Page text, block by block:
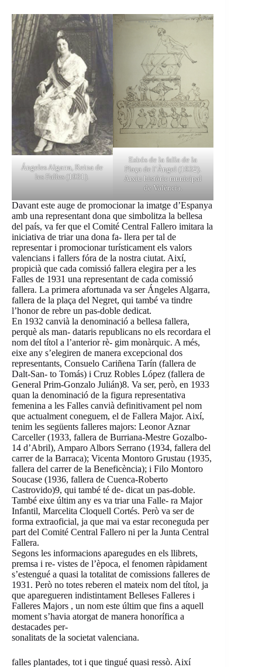
Ángeles Algarra, Reina de
les Falles (1931).
Esbós de la falla de la
Plaça de l’Àngel (1932).
Arxiu històric municipal
de València.
Davant este auge de promocionar la imatge d’Espanya
amb una representant dona que simbolitza la bellesa
del país, va fer que el Comité Central Fallero imitara la
iniciativa de triar una dona fa- llera per tal de
representar i promocionar turísticament els valors
valencians i fallers fóra de la nostra ciutat. Així,
propicià que cada comissió fallera elegira per a les
Falles de 1931 una representant de cada comissió
fallera. La primera afortunada va ser Ángeles Algarra,
fallera de la plaça del Negret, qui també va tindre
l’honor de rebre un pas-doble dedicat.
En 1932 canvià la denominació a bellesa fallera,
perquè als man- dataris republicans no els recordara el
nom del títol a l’anterior rè- gim monàrquic. A més,
eixe any s’elegiren de manera excepcional dos
representants, Consuelo Cariñena Tarín (fallera de
Dalt-San- to Tomás) i Cruz Robles López (fallera de
General Prim-Gonzalo Julián)8. Va ser, però, en 1933
quan la denominació de la figura representativa
femenina a les Falles canvià definitivament pel nom
que actualment coneguem, el de Fallera Major. Així,
tenim les següents falleres majors: Leonor Aznar
Carceller (1933, fallera de Burriana-Mestre Gozalbo-
14 d’Abril), Amparo Albors Serrano (1934, fallera del
carrer de la Barraca); Vicenta Montoro Grustau (1935,
fallera del carrer de la Beneficència); i Filo Montoro
Soucase (1936, fallera de Cuenca-Roberto
Castrovido)9, qui també té de- dicat un pas-doble.
També eixe últim any es va triar una Falle- ra Major
Infantil, Marcelita Cloquell Cortés. Però va ser de
forma extraoficial, ja que mai va estar reconeguda per
part del Comité Central Fallero ni per la Junta Central
Fallera.
Segons les informacions aparegudes en els llibrets,
premsa i re- vistes de l’època, el fenomen ràpidament
s’estengué a quasi la totalitat de comissions falleres de
1931. Però no totes reberen el mateix nom del títol, ja
que aparegueren indistintament Belleses Falleres i
Falleres Majors , un nom este últim que fins a aquell
moment s’havia atorgat de manera honorífica a
destacades per-
sonalitats de la societat valenciana.
falles plantades, tot i que tingué quasi ressò. Així